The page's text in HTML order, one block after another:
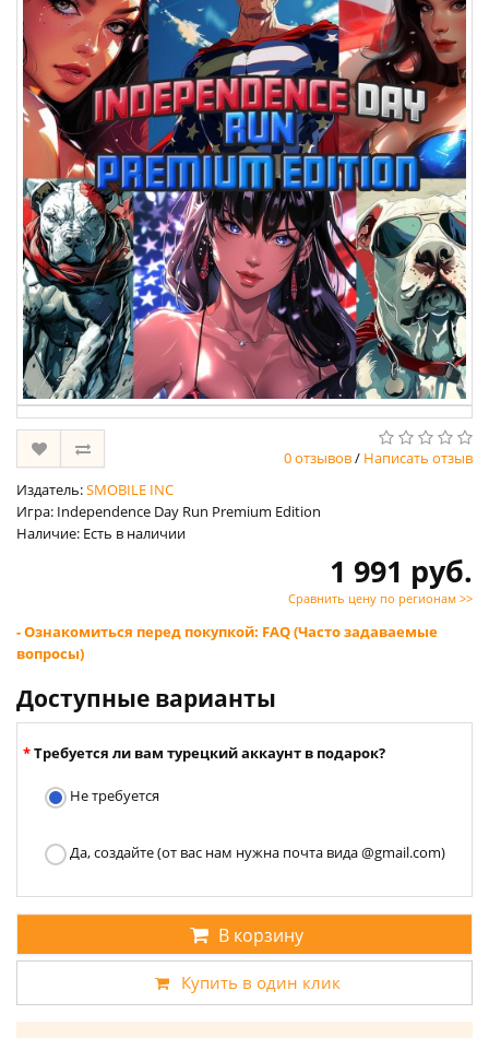
0 отзывов/ Написать отзыв
Издатель:SMOBILE INC
Игра: Independence Day Run Premium Edition
Наличие: Есть в наличии
1 991 руб.
Сравнить цену по регионам >>
- Ознакомиться перед покупкой: FAQ (Часто задаваемые
вопросы)
Доступные варианты
Требуется ли вам турецкий аккаунт в подарок?
Не требуется
Да, создайте (от вас нам нужна почта вида @gmail.com)
В корзину
Купить в один клик